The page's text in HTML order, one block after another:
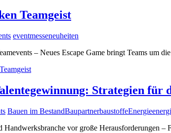
Teamgeist
eventmesseneuheiten
– Neues Escape Game bringt Teams
Strategien
Bauen im BestandBaupartnerbaustoffeEnergie
Handwerksbranche vor große Herausforderungen